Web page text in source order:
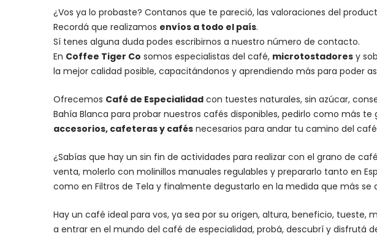
¿Vos ya lo probaste? Contanos que te pareció, las valoraciones del
Recordá que realizamos envíos a todo el país.
Sí tenes alguna duda podes escribirnos a nuestro número de contacto.
En Coffee Tiger Co somos especialistas del café, microtostadores y
la mejor calidad posible, capacitándonos y aprendiendo más para poder
Ofrecemos Café de Especialidad con tuestes naturales, sin azúcar,
Bahía Blanca para probar nuestros cafés disponibles, pedirlo como más
accesorios, cafeteras y cafés necesarios para andar tu camino del
¿Sabías que hay un sin fin de actividades para realizar con el grano de
venta, molerlo con molinillos manuales regulables y prepararlo tanto en
como en Filtros de Tela y finalmente degustarlo en la medida que más se
Hay un café ideal para vos, ya sea por su origen, altura, beneficio,
a entrar en el mundo del café de especialidad, probá, descubrí y disfrutá